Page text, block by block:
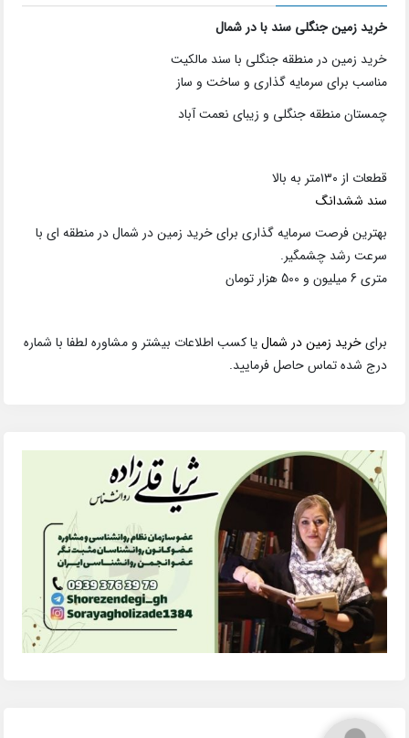
خرید زمین جنگلی سند با در شمال
خرید زمین در منطقه جنگلی با سند مالکیت
مناسب برای سرمایه گذاری و ساخت و ساز
چمستان منطقه جنگلی و زیبای نعمت آباد
قطعات از ۱۳۰متر به بالا
سند ششدانگ
بهترین فرصت سرمایه گذاری برای خرید زمین در شمال در منطقه ای با
سرعت رشد چشمگیر.
متری 6 میلیون و 500 هزار تومان
برایخرید زمین در شمالیا کسب اطلاعات بیشتر و مشاوره لطفا با شماره
درج شده تماس حاصل فرمایید.